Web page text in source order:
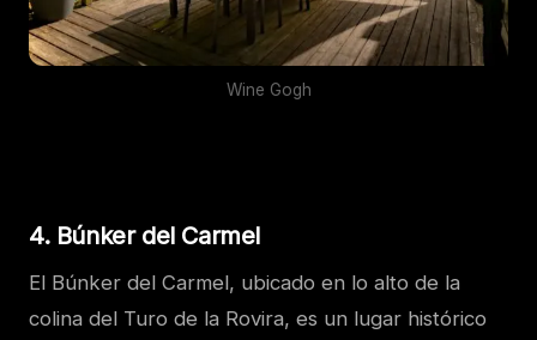
Wine Gogh
4. Búnker del Carmel
El Búnker del Carmel, ubicado en lo alto de la
colina del Turo de la Rovira, es un lugar histórico